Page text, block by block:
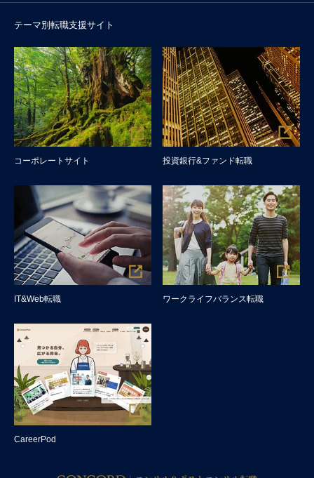
テーマ別転職支援サイト
コーポレートサイト 投資銀行&ファンド転職
IT&Web転職 ワークライフバランス転職
CareerPod